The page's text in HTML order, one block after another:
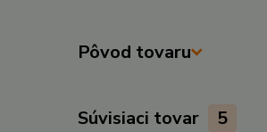
Pôvod tovaru
Súvisiaci tovar 5